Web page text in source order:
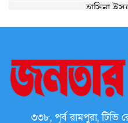
হাসিনা
হোসেনকে পিটিয়ে আহত
বেলাবো
৩৩৮, পূর্ব রামপুরা, টিভি